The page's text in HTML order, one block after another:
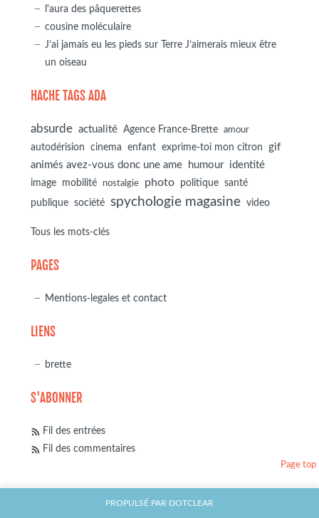
l'aura des pâquerettes
cousine moléculaire
J’ai jamais eu les pieds sur Terre J’aimerais mieux être
un oiseau
HACHE TAGS ADA
absurde actualité Agence France-Brette amour
autodérision cinema enfant exprime-toi mon citron
gif
animés avez-vous donc une ame
humour identité
image mobilité nostalgie photo politique
santé
publique
société spychologie magasine video
Tous les mots-clés
PAGES
Mentions-legales et contact
LIENS
brette
S'ABONNER
Fil des entrées
Fil des commentaires
PROPULSÉ PAR DOTCLEAR
Page top